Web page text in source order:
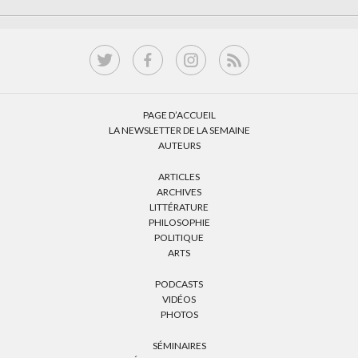
PAGE D’ACCUEIL
LA NEWSLETTER DE LA SEMAINE
AUTEURS
ARTICLES
ARCHIVES
LITTÉRATURE
PHILOSOPHIE
POLITIQUE
ARTS
PODCASTS
VIDÉOS
PHOTOS
SÉMINAIRES